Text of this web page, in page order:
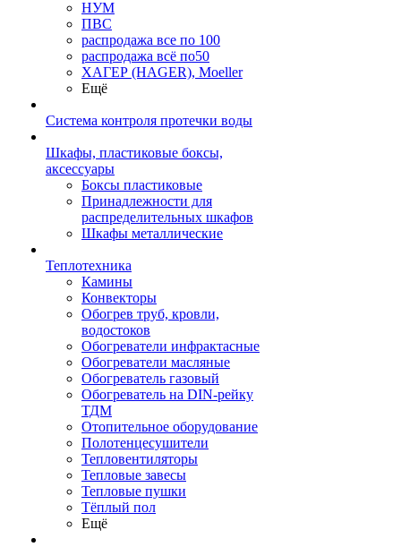
НУМ
ПВС
распродажа все по 100
распродажа всё по50
ХАГЕР (HAGER), Moeller
Ещё
Система контроля протечки воды
Шкафы, пластиковые боксы,
аксессуары
Боксы пластиковые
Принадлежности для
распределительных шкафов
Шкафы металлические
Теплотехника
Камины
Конвекторы
Обогрев труб, кровли,
водостоков
Обогреватели инфрактасные
Обогреватели масляные
Обогреватель газовый
Обогреватель на DIN-рейку
ТДМ
Отопительное оборудование
Полотенцесушители
Тепловентиляторы
Тепловые завесы
Тепловые пушки
Тёплый пол
Ещё